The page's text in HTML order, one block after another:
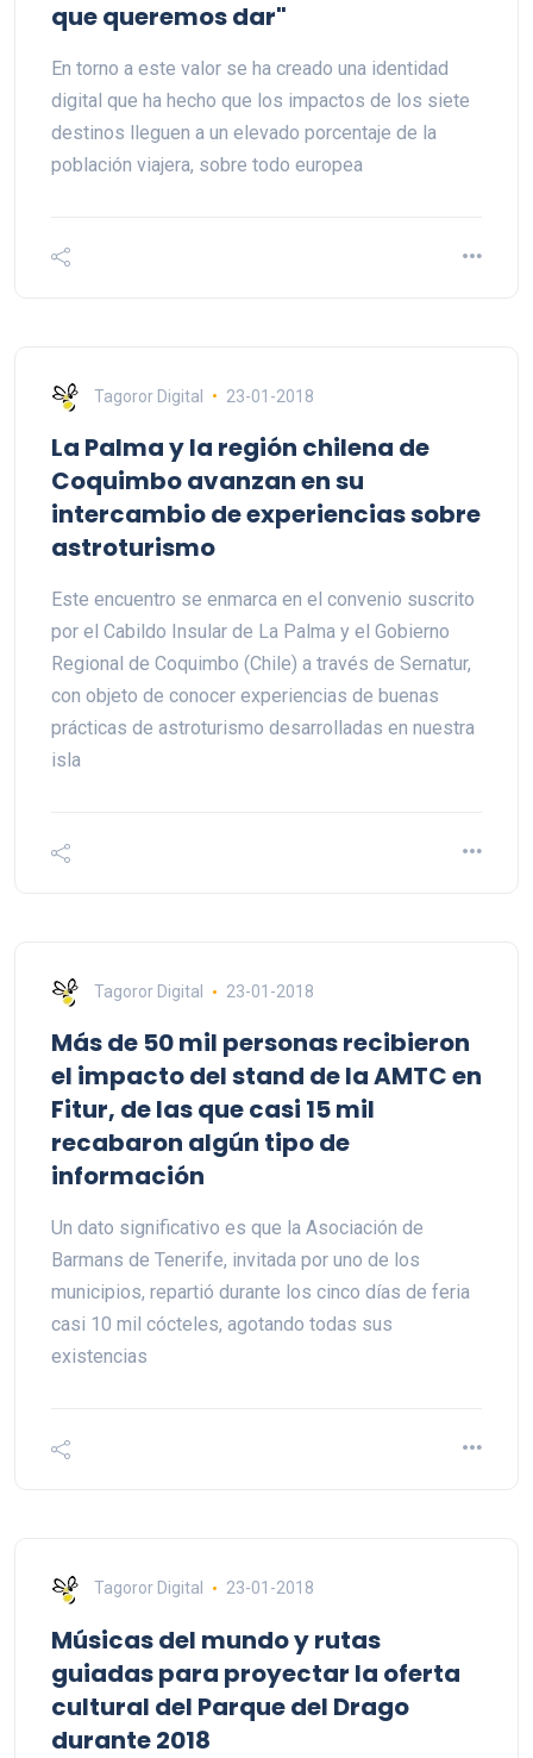
que queremos dar"
En torno a este valor se ha creado una identidad
digital que ha hecho que los impactos de los siete
destinos lleguen a un elevado porcentaje de la
población viajera, sobre todo europea
Tagoror Digital 23-01-2018
La Palma y la región chilena de
Coquimbo avanzan en su
intercambio de experiencias sobre
astroturismo
Este encuentro se enmarca en el convenio suscrito
por el Cabildo Insular de La Palma y el Gobierno
Regional de Coquimbo (Chile) a través de Sernatur,
con objeto de conocer experiencias de buenas
prácticas de astroturismo desarrolladas en nuestra
isla
Tagoror Digital 23-01-2018
Más de 50 mil personas recibieron
el impacto del stand de la AMTC en
Fitur, de las que casi 15 mil
recabaron algún tipo de
información
Un dato significativo es que la Asociación de
Barmans de Tenerife, invitada por uno de los
municipios, repartió durante los cinco días de feria
casi 10 mil cócteles, agotando todas sus
existencias
Tagoror Digital 23-01-2018
Músicas del mundo y rutas
guiadas para proyectar la oferta
cultural del Parque del Drago
durante 2018